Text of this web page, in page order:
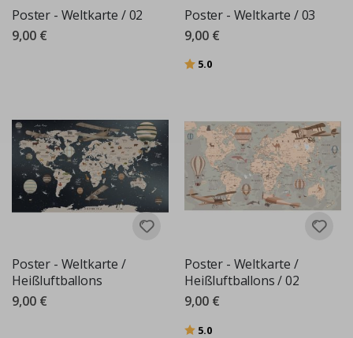
Poster - Weltkarte / 02
9,00 €
Poster - Weltkarte / 03
9,00 €
Bewertung:
5.0
Poster - Weltkarte /
Heißluftballons
9,00 €
Poster - Weltkarte /
Heißluftballons / 02
9,00 €
Bewertung:
5.0